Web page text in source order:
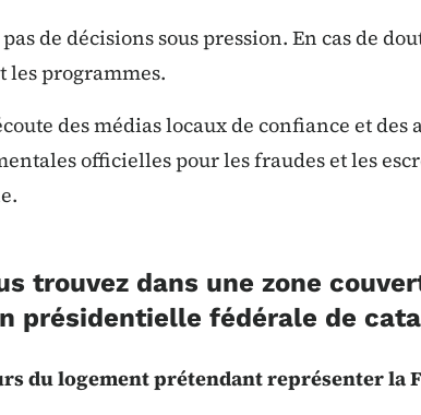
de décisions sous pression. En cas de
les programmes.
des médias locaux de confiance et des
officielles pour les fraudes et les
trouvez dans une zone
présidentielle fédérale de
du logement prétendant représenter la